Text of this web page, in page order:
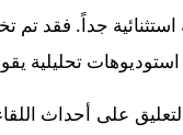
استثنائية جداً. فقد
تحليلية
على أحداث